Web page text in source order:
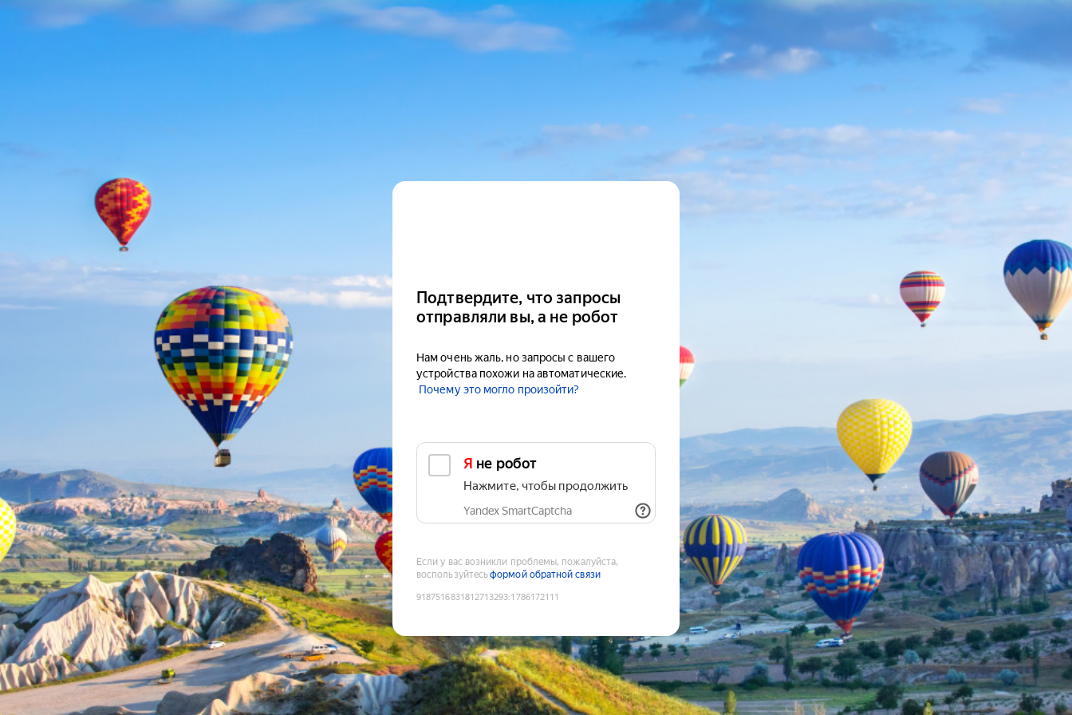
Подтвердите, что запросы
отправляли вы, а не робот
Нам очень жаль, но запросы с вашего
устройства похожи на автоматические.
Почему это могло произойти?
Я не робот
Нажмите, чтобы продолжить
Yandex SmartCaptcha
Если у вас возникли проблемы, пожалуйста,
воспользуйтесьформой обратной связи
9187516831812713293:1786172111